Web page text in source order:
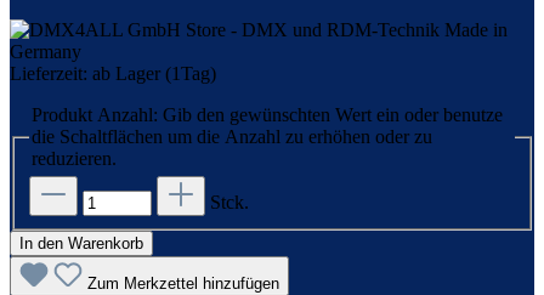
Lieferzeit: ab Lager (1Tag)
Produkt Anzahl: Gib den gewünschten Wert ein oder benutze
die Schaltflächen um die Anzahl zu erhöhen oder zu
reduzieren.
Stck.
In den Warenkorb
Zum Merkzettel hinzufügen